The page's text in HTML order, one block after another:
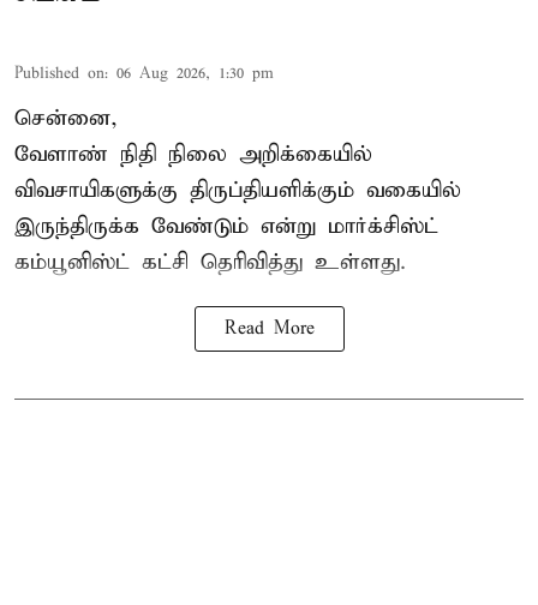
Published on: 06 Aug 2026, 1:30 pm
சென்னை,
வேளாண் நிதி நிலை அறிக்கையில்
விவசாயிகளுக்கு திருப்தியளிக்கும் வகையில்
இருந்திருக்க வேண்டும் என்று மார்க்சிஸ்ட்
கம்யூனிஸ்ட் கட்சி தெரிவித்து உள்ளது.
Read More